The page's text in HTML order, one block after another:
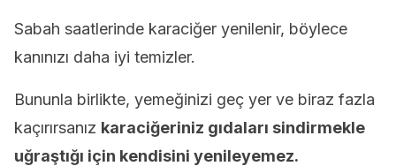
Sabah saatlerinde karaciğer yenilenir, böylece
kanınızı daha iyi temizler.
Bununla birlikte, yemeğinizi geç yer ve biraz fazla
kaçırırsanız karaciğeriniz gıdaları sindirmekle
uğraştığı için kendisini yenileyemez.